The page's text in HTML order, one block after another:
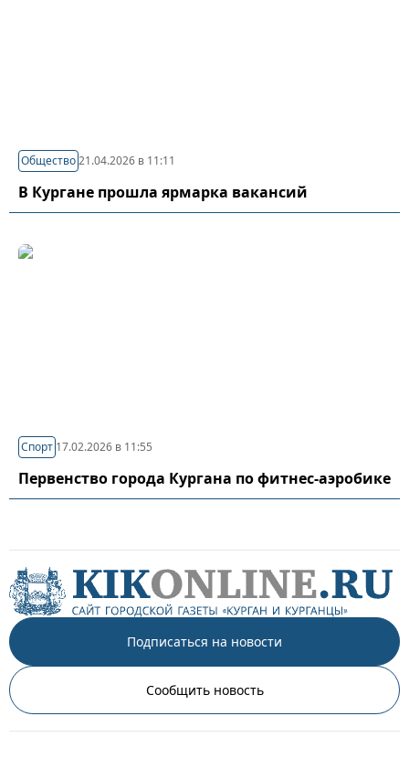
Общество21.04.2026 в 11:11
В Кургане прошла ярмарка вакансий
Спорт 17.02.2026 в 11:55
Первенство города Кургана по фитнес-аэробике
Подписаться на новости
Сообщить новость